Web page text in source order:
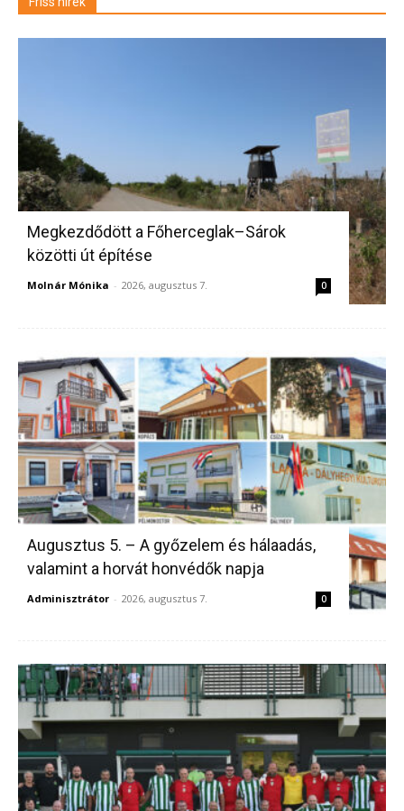
Megkezdődött a Főherceglak–Sárok
közötti út építése
Molnár Mónika - 2026, augusztus 7. 0
Augusztus 5. – A győzelem és hálaadás,
valamint a horvát honvédők napja
Adminisztrátor - 2026, augusztus 7. 0